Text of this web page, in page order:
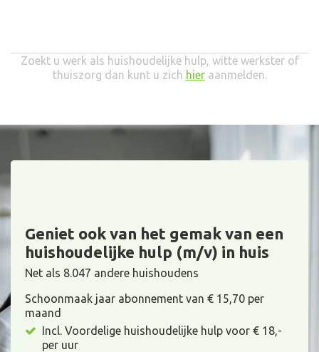
Zoekt u werk als huishoudelijke hulp, witte werkster of
thuiszorg dan kunt u zich hieraanmelden.
Geniet ook van het gemak van een
huishoudelijke hulp (m/v) in huis
Net als 8.047 andere huishoudens
Schoonmaak jaar abonnement van € 15,70 per
maand
Incl. Voordelige huishoudelijke hulp voor € 18,-
per uur